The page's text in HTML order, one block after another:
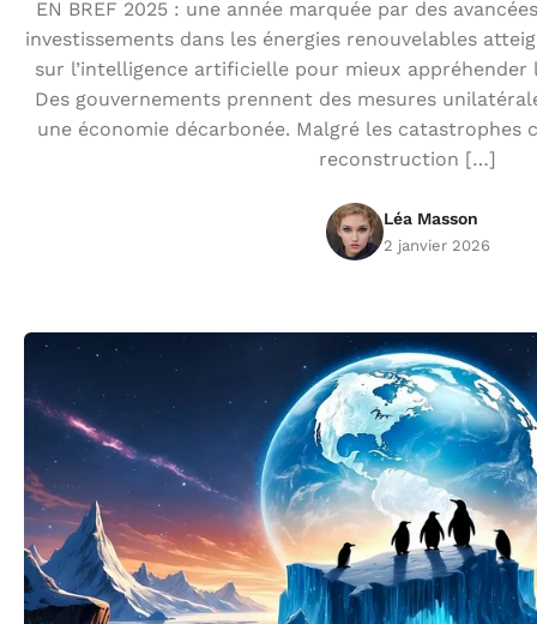
EN BREF 2025 : une année marquée par des
investissements dans les énergies renouvelables
sur l’intelligence artificielle pour mieux
Des gouvernements prennent des mesures
une économie décarbonée. Malgré les catastrophes
reconstruction […]
Léa Masson
2 janvier 2026